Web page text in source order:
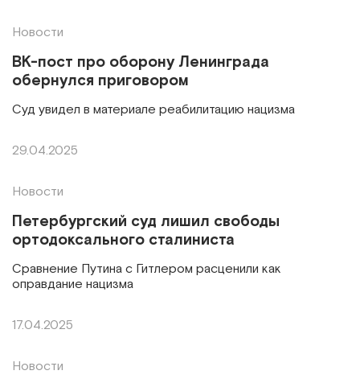
Новости
ВК-пост про оборону Ленинграда
обернулся приговором
Суд увидел в материале реабилитацию нацизма
29.04.2025
Новости
Петербургский суд лишил свободы
ортодоксального сталиниста
Сравнение Путина с Гитлером расценили как
оправдание нацизма
17.04.2025
Новости